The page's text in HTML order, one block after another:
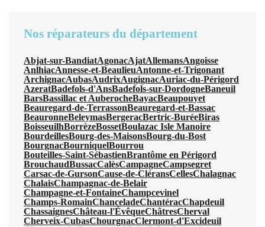
Nos réparateurs du département
Abjat-sur-BandiatAgonacAjatAllemansAngoisse
AnlhiacAnnesse-et-BeaulieuAntonne-et-Trigonant
ArchignacAubasAudrixAugignacAuriac-du-Périgord
AzeratBadefols-d'AnsBadefols-sur-DordogneBaneuil
BarsBassillac et AuberocheBayacBeaupouyet
Beauregard-de-TerrassonBeauregard-et-Bassac
BeauronneBeleymasBergeracBertric-BuréeBiras
BoisseuilhBorrèzeBossetBoulazac Isle Manoire
BourdeillesBourg-des-MaisonsBourg-du-Bost
BourgnacBourniquelBourrou
Bouteilles-Saint-SébastienBrantôme en Périgord
BrouchaudBussacCalèsCampagneCampsegret
Carsac-de-GursonCause-de-CléransCellesChalagnac
ChalaisChampagnac-de-Belair
Champagne-et-FontaineChampcevinel
Champs-RomainChanceladeChantéracChapdeuil
ChassaignesChâteau-l'ÉvêqueChâtresCherval
Cherveix-CubasChourgnacClermont-d'Excideuil